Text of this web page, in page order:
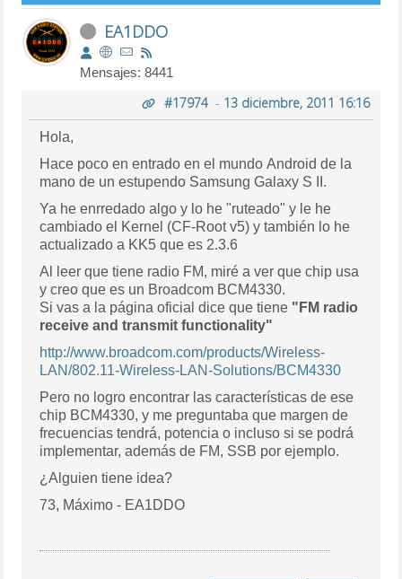
EA1DDO
Mensajes: 8441
#17974- 13 diciembre, 2011 16:16
Hola,
Hace poco en entrado en el mundo Android de la
mano de un estupendo Samsung Galaxy S II.
Ya he enrredado algo y lo he "ruteado" y le he
cambiado el Kernel (CF-Root v5) y también lo he
actualizado a KK5 que es 2.3.6
Al leer que tiene radio FM, miré a ver que chip usa
y creo que es un Broadcom BCM4330.
Si vas a la página oficial dice que tiene "FM radio
receive and transmit functionality"
http://www.broadcom.com/products/Wireless-
LAN/802.11-Wireless-LAN-Solutions/BCM4330
Pero no logro encontrar las características de ese
chip BCM4330, y me preguntaba que margen de
frecuencias tendrá, potencia o incluso si se podrá
implementar, además de FM, SSB por ejemplo.
¿Alguien tiene idea?
73, Máximo - EA1DDO